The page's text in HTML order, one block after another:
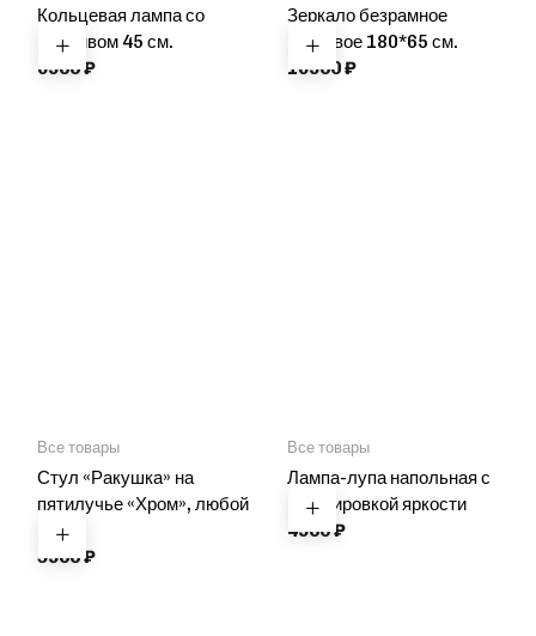
Кольцевая лампа со
штативом 45 см.
6900₽
Зеркало безрамное
ростовое 180*65 см.
16900₽
Все товары
Стул «Ракушка» на
пятилучье «Хром», любой
цвет
5900₽
Все товары
Лампа-лупа напольная с
регулировкой яркости
4900₽